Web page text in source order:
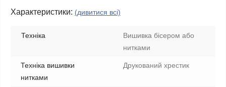
Характеристики: (дивитися всі)
Техніка
Вишивка бісером або
нитками
Техніка вишивки
нитками
Друкований хрестик